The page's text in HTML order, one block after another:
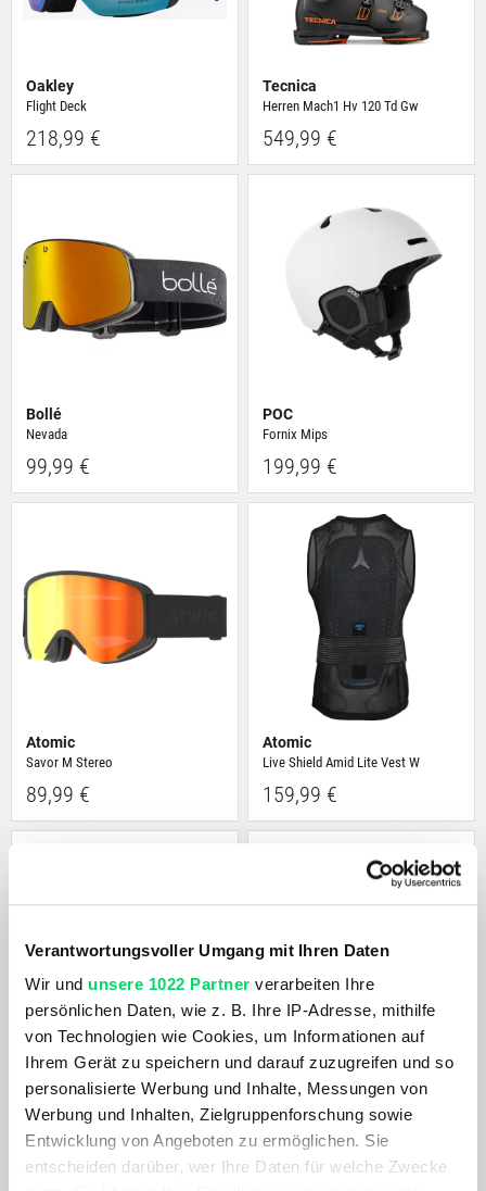
Verantwortungsvoller Umgang mit Ihren Daten
Wir und unsere 1022 Partner verarbeiten Ihre
persönlichen Daten, wie z. B. Ihre IP-Adresse, mithilfe
von Technologien wie Cookies, um Informationen auf
Ihrem Gerät zu speichern und darauf zuzugreifen und so
personalisierte Werbung und Inhalte, Messungen von
Werbung und Inhalten, Zielgruppenforschung sowie
Entwicklung von Angeboten zu ermöglichen. Sie
entscheiden darüber, wer Ihre Daten für welche Zwecke
Oakley
Flight Deck
218,99 €
Tecnica
Herren Mach1 Hv 120 Td Gw
549,99 €
Bollé
Nevada
99,99 €
POC
Fornix Mips
199,99 €
Atomic
Savor M Stereo
89,99 €
Atomic
Live Shield Amid Lite Vest W
159,99 €
Dynafit
TLT Helmet
159,99 €
snowline
Spikes Trail
49,99 €